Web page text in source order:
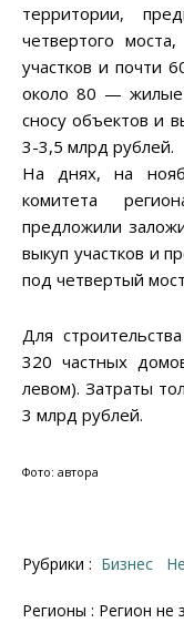
территории,
четвертого
участков и почти
около 80 — жилые
сносу объектов и
3-3,5 млрд рублей.
На днях, на
комитета
предложили
выкуп участков и
под четвертый
Для
320 частных
левом). Затраты
3 млрд рублей.
Фото: автора
Рубрики : Бизнес
Регионы : Регион не